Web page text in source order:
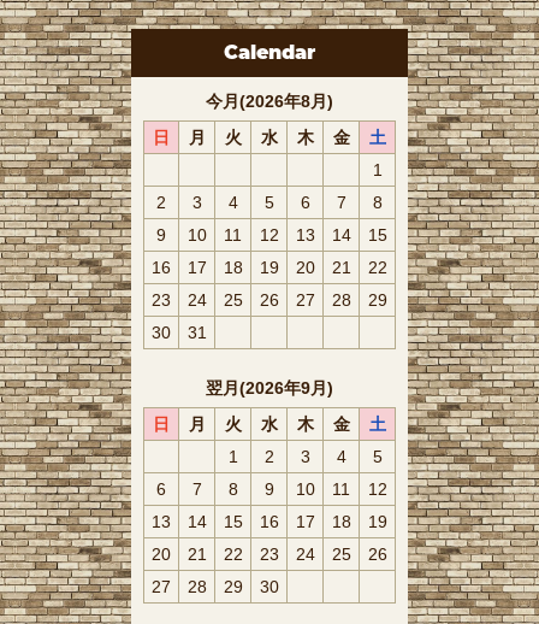
Calendar
今月(2026年8月)
日
月 火 水 木 金
土
1
2
3 4 5 6 7
8
9
10 11 12 13 14
15
16
17 18 19 20 21
22
23
24 25 26 27 28
29
30
31
翌月(2026年9月)
日
月 火 水 木 金
土
1
2 3 4
5
6
7 8 9 10 11
12
13
14 15 16 17 18
19
20
21 22 23 24 25
26
27
28 29 30